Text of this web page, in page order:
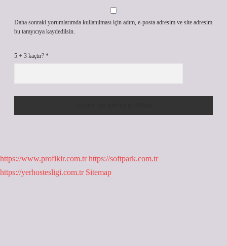
Daha sonraki yorumlarımda kullanılması için adım, e-posta adresim ve site adresim
bu tarayıcıya kaydedilsin.
5 + 3 kaçtır? *
https://www.profikir.com.tr https://softpark.com.tr
https://yerhostesligi.com.tr Sitemap